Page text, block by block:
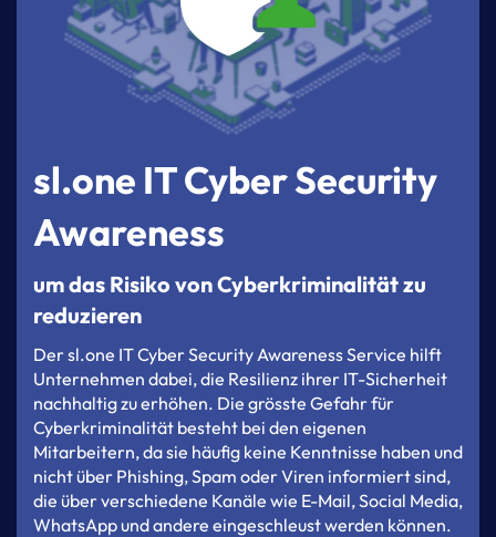
sl.one IT Cyber Security
Awareness
um das Risiko von Cyberkriminalität zu
reduzieren
Dersl.one IT Cyber SecurityAwarenessService hilft
Unternehmen dabei,die Resilienz ihrer IT-Sicherheit
nachhaltigzuerhöhen. Die grösste Gefahrfür
Cyberkriminalität besteht bei den eigenen
Mitarbeitern,dasie häufig keine Kenntnisse haben und
nichtüber Phishing,Spam oderViren informiertsind,
die überverschiedene Kanäle wie E-Mail,Social Media,
WhatsAppundandere eingeschleustwerden können.